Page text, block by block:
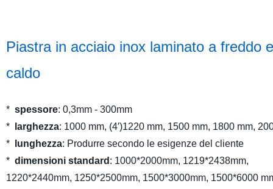
Piastra in acciaio inox laminato a freddo
caldo
* spessore: 0,3mm - 300mm
*
larghezza: 1000 mm, (4′)1220 mm, 1500 mm, 1800 mm,
*
lunghezza: Produrre secondo le esigenze del cliente
* dimensioni standard : 1000*2000mm, 1219*2438mm,
1220*2440mm, 1250*2500mm, 1500*3000mm, 1500*6000